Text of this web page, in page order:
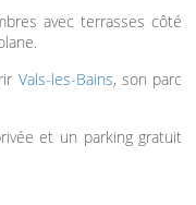
avec terrasses côté
Vals-les-Bains, son parc
et un parking gratuit